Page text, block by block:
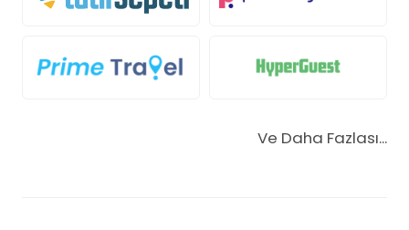
Ve Daha Fazlası...